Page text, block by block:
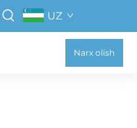
UZ
Narx olish